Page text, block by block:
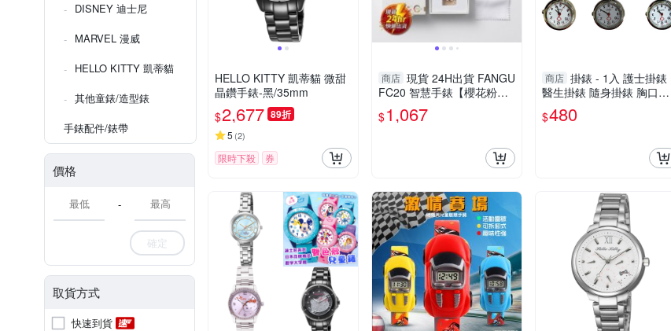
DISNEY 迪士尼
MARVEL 漫威
HELLO KITTY 凱蒂貓
其他童錶/造型錶
手錶配件/錶帶
價格
-
確定
取貨方式
快速到貨
HELLO KITTY 凱蒂貓 微甜
晶鑽手錶-黑/35mm
$2,677 89折
5 (2)
限時下殺 券
商店 現貨 24H出貨 FANGU
FC20 智慧手錶【櫻花粉】
通話 運動 健康 防水 音樂控
制 心率 生日禮物 交換禮物
$1,067
商店 掛錶 - 1入 護士掛錶
醫生掛錶 隨身掛錶 胸口掛
錶 為護理師與醫生設計 佩
戴方便 護士錶 [ZHCN2004]
$480